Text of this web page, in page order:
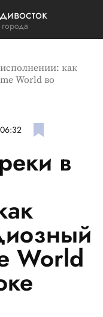
как
World во
в
World